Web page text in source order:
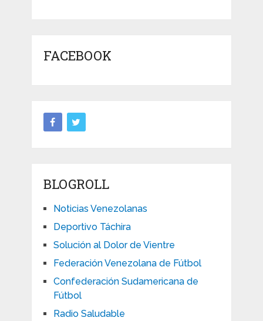
FACEBOOK
BLOGROLL
Noticias Venezolanas
Deportivo Táchira
Solución al Dolor de Vientre
Federación Venezolana de Fútbol
Confederación Sudamericana de
Fútbol
Radio Saludable